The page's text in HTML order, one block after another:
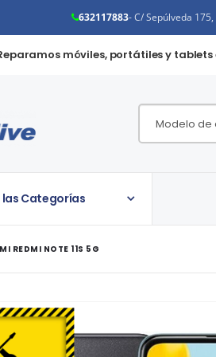
632117883- C/ Sepúlveda
móviles, portátiles y tablets
las Categorías
REDMI NOTE 11S 5G